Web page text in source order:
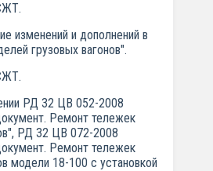
изменений и дополнений в
грузовых вагонов".
РД 32 ЦВ 052-2008
Ремонт тележек
РД 32 ЦВ 072-2008
Ремонт тележек
модели 18-100 с установкой